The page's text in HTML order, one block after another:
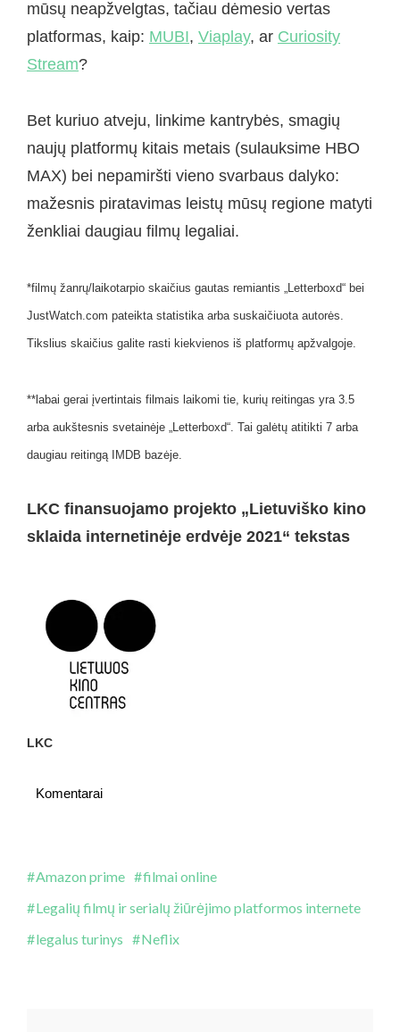
mūsų neapžvelgtas, tačiau dėmesio vertas
platformas, kaip: MUBI, Viaplay, ar Curiosity
Stream?
Bet kuriuo atveju, linkime kantrybės, smagių
naujų platformų kitais metais (sulauksime HBO
MAX) bei nepamiršti vieno svarbaus dalyko:
mažesnis piratavimas leistų mūsų regione matyti
ženkliai daugiau filmų legaliai.
*filmų žanrų/laikotarpio skaičius gautas remiantis „Letterboxd“ bei
JustWatch.com pateikta statistika arba suskaičiuota autorės.
Tikslius skaičius galite rasti kiekvienos iš platformų apžvalgoje.
**labai gerai įvertintais filmais laikomi tie, kurių reitingas yra 3.5
arba aukštesnis svetainėje „Letterboxd“. Tai galėtų atitikti 7 arba
daugiau reitingą IMDB bazėje.
LKC finansuojamo projekto „Lietuviško kino
sklaida internetinėje erdvėje 2021“ tekstas
LKC
Komentarai
Amazon prime
filmai online
Legalių filmų ir serialų žiūrėjimo platformos internete
legalus turinys
Neflix